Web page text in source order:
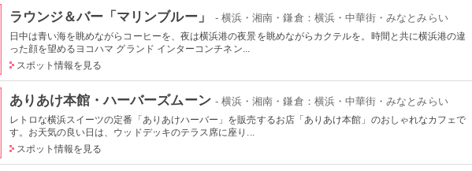
ラウンジ＆バー「マリンブルー」 - 横浜・湘南・鎌倉：横浜・中華街・みなとみらい
日中は青い海を眺めながらコーヒーを、夜は横浜港の夜景を眺めながらカクテルを。時間と共に横浜港の違
った顔を望めるヨコハマ グランド インターコンチネン...
スポット情報を見る
ありあけ本館・ハーバーズムーン - 横浜・湘南・鎌倉：横浜・中華街・みなとみらい
レトロな横浜スイーツの定番「ありあけハーバー」を販売するお店「ありあけ本館」のおしゃれなカフェで
す。お天気の良い日は、ウッドデッキのテラス席に座り...
スポット情報を見る